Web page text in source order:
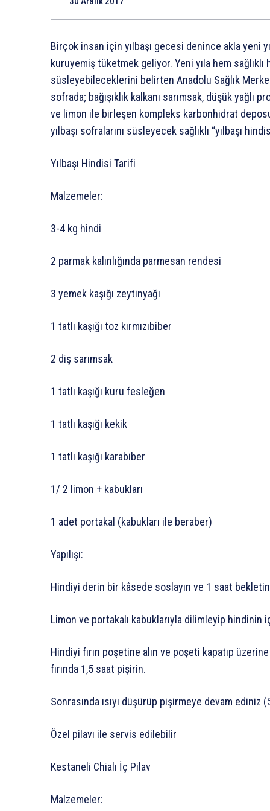
Birçok insan için yılbaşı gecesi denince akla yeni
kuruyemiş tüketmek geliyor. Yeni yıla hem
süsleyebileceklerini belirten Anadolu Sağlık
sofrada; bağışıklık kalkanı sarımsak, düşük yağlı
ve limon ile birleşen kompleks karbonhidrat
yılbaşı sofralarını süsleyecek sağlıklı “yılbaşı
Yılbaşı Hindisi Tarifi
Malzemeler:
3-4 kg hindi
2 parmak kalınlığında parmesan rendesi
3 yemek kaşığı zeytinyağı
1 tatlı kaşığı toz kırmızıbiber
2 diş sarımsak
1 tatlı kaşığı kuru fesleğen
1 tatlı kaşığı kekik
1 tatlı kaşığı karabiber
1/ 2 limon + kabukları
1 adet portakal (kabukları ile beraber)
Yapılışı:
Hindiyi derin bir kâsede soslayın ve 1 saat
Limon ve portakalı kabuklarıyla dilimleyip hindinin
Hindiyi fırın poşetine alın ve poşeti kapatıp
fırında 1,5 saat pişirin.
Sonrasında ısıyı düşürüp pişirmeye devam ediniz
Özel pilavı ile servis edilebilir
Kestaneli Chialı İç Pilav
Malzemeler: